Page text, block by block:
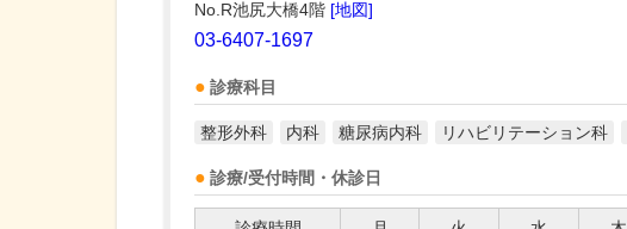
No.R池尻大橋4階 [地図]
03-6407-1697
診療科目
整形外科 内科 糖尿病内科 リハビリテーション科
診療/受付時間・休診日